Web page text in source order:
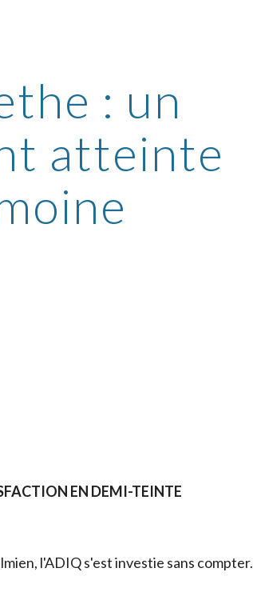
: un
atteinte
EN DEMI-TEINTE
l'ADIQ s'est investie sans compter.